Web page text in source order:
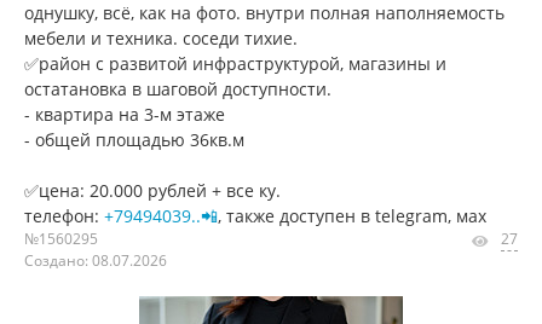
однушку, всё, как на фото. внутри полная наполняемость
мебели и техника. соседи тихие.
✅райoн c рaзвитой инфрaструктуpой, магазины и
оcтaтaнoвкa в шaговoй дoступности.
- квартира на 3-м этаже
- общей площадью 36кв.м
✅цена: 20.000 рублей + все ку.
телефон: +79494039..📲, также доступен в telegram, мах
№1560295
Создано: 08.07.2026
27